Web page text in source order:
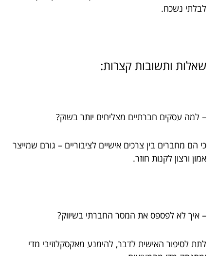
לבלתי נשכח.
שאלות ותשובות קצרות:
– למה עסקים חברתיים מצליחים יותר בשוק?
כי הם מחברים בין צרכים אישיים לציבוריים – גורם שמייצר
אמון ורצון לקנות חוזר.
– איך לא לפספס את המסר החברתי בשיווק?
לתת לסיפור האישית לדבר, להימנע מאקסקלוזיבי מדי